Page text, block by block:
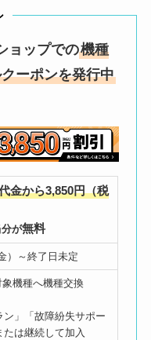
ョップでの機種
ーポンを発行中
金から3,850円（税
が無料
）～終了日未定
機種へ機種交換
」「故障紛失サポー
たは継続して加入